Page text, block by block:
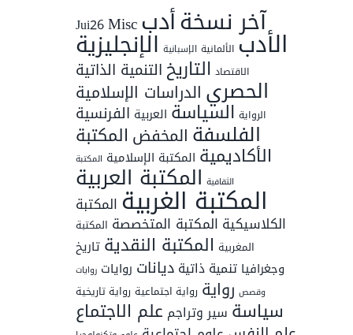
Jui26Misc آخر نسخةأدب
الأدب الألمانية الإسبانية الإنجليزية
الاقتصاد التاريخ التنمية الذاتية
الحصري الدراسات الإسلامية
الرواية السياسة العربية الفرنسية
الفلسفة المخفض المكتبة
الأكاديمية المكتبة الإسلامية المكتبة
الثقافية المكتبة العربية
المكتبة الغربية المكتبة
الكلاسيكية المكتبة المتخصصة المكتبة
المغربية المكتبة النقدية تاريخ
وجغرافيا تنمية ذاتية ديانات روايات روايات
وقصص رواية رواية اجتماعية رواية تاريخية
سياسة سير وتراجم علم الاجتماع